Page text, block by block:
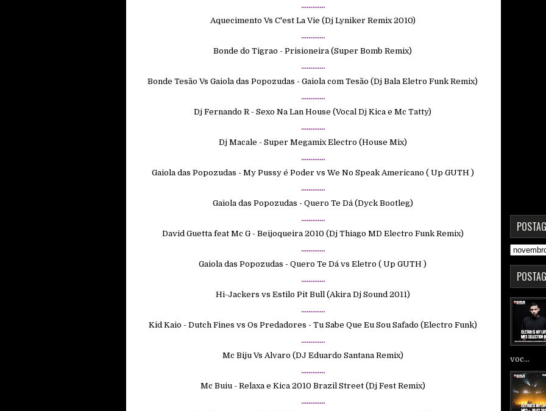
.............
Aquecimento Vs C'est La Vie (Dj Lyniker Remix 2010)
.............
Bonde do Tigrao - Prisioneira (Super Bomb Remix)
.............
Bonde Tesão Vs Gaiola das Popozudas - Gaiola com Tesão (Dj Bala Eletro Funk Remix)
.............
Dj Fernando R - Sexo Na Lan House (Vocal Dj Kica e Mc Tatty)
.............
Dj Macale - Super Megamix Electro (House Mix)
.............
Gaiola das Popozudas - My Pussy é Poder vs We No Speak Americano ( Up GUTH )
.............
Gaiola das Popozudas - Quero Te Dá (Dyck Bootleg)
.............
David Guetta feat Mc G - Beijoqueira 2010 (Dj Thiago MD Electro Funk Remix)
.............
Gaiola das Popozudas - Quero Te Dá vs Eletro ( Up GUTH )
.............
Hi-Jackers vs Estilo Pit Bull (Akira Dj Sound 2011)
.............
Kid Kaio - Dutch Fines vs Os Predadores - Tu Sabe Que Eu Sou Safado (Electro Funk)
.............
Mc Biju Vs Alvaro (DJ Eduardo Santana Remix)
.............
Mc Buiu - Relaxa e Kica 2010 Brazil Street (Dj Fest Remix)
.............
voc...